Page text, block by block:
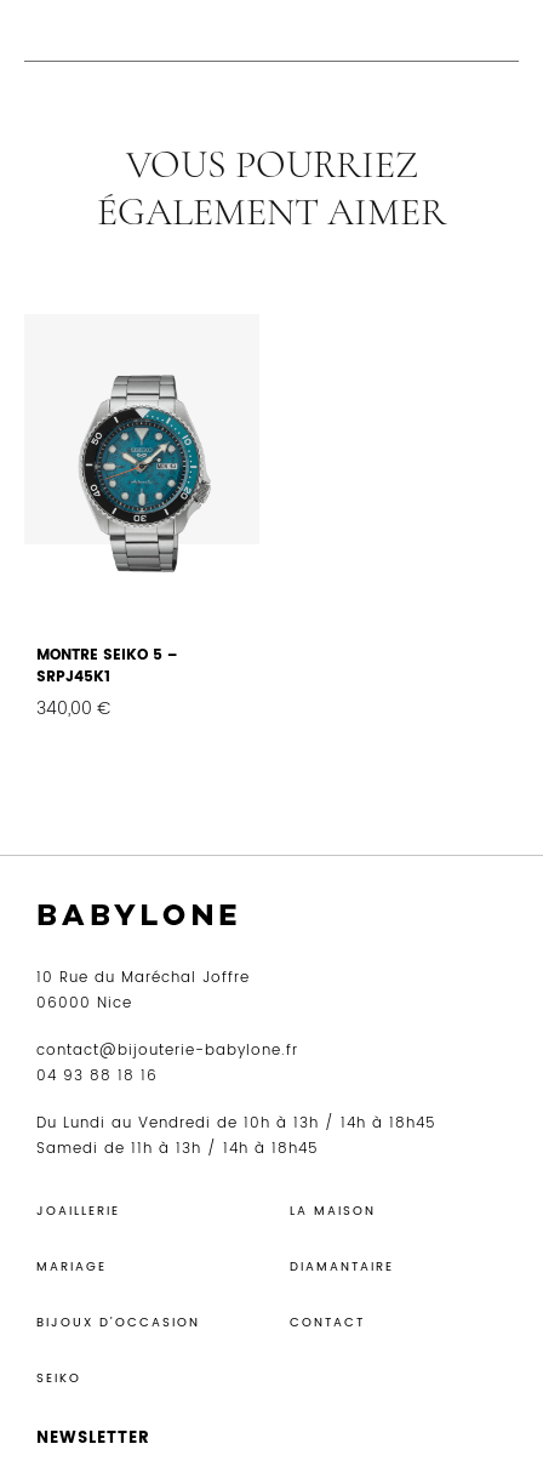
VOUS POURRIEZ
ÉGALEMENT AIMER
MONTRE SEIKO 5 –
SRPJ45K1
340,00 €
10 Rue du Maréchal Joffre
06000 Nice
contact@bijouterie-babylone.fr
04 93 88 18 16
Du Lundi au Vendredi de 10h à 13h / 14h à 18h45
Samedi de 11h à 13h / 14h à 18h45
JOAILLERIE
MARIAGE
BIJOUX D’OCCASION
SEIKO
LA MAISON
DIAMANTAIRE
CONTACT
NEWSLETTER